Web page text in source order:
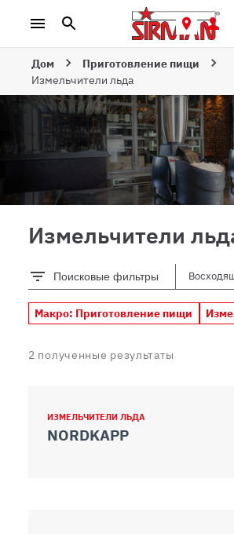
Дом
Приготовление пищи
Измельчители льда
Измельчители
Поисковые фильтры
Макро: Приготовление пищи
2 полученные результаты
ИЗМЕЛЬЧИТЕЛИ ЛЬДА
NORDKAPP